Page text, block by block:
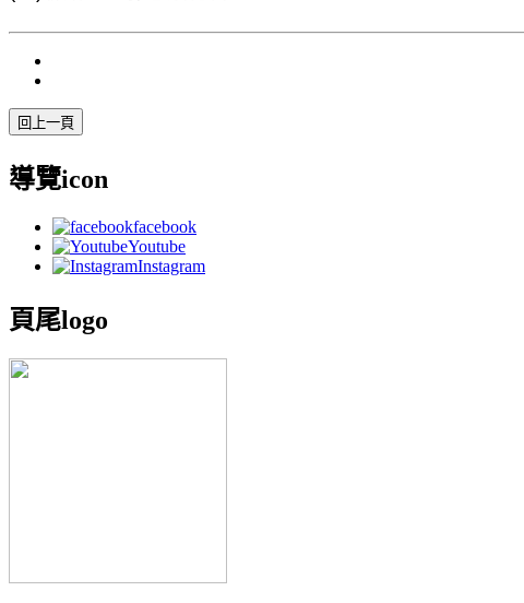
導覽icon
facebook
Youtube
Instagram
頁尾logo